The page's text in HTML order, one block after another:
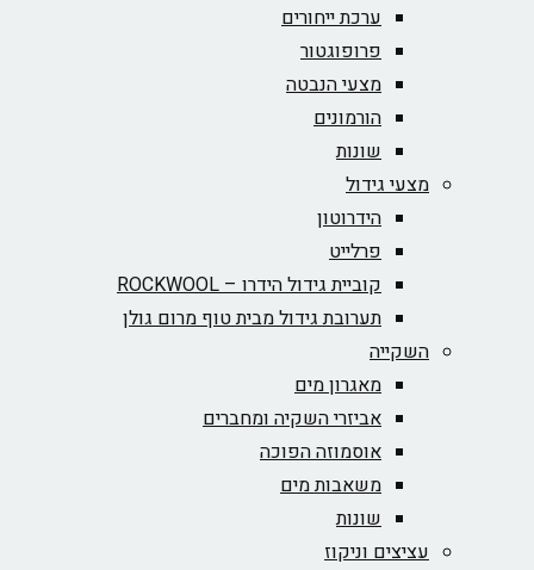
ערכת ייחורים
פרופוגטור
מצעי הנבטה
הורמונים
שונות
מצעי גידול
הידרוטון
פרלייט
קוביית גידול הידרו – ROCKWOOL‏
תערובת גידול מבית טוף מרום גולן
השקייה
מאגרון מים
אביזרי השקיה ומחברים
אוסמוזה הפוכה
משאבות מים
שונות
עציצים וניקוז